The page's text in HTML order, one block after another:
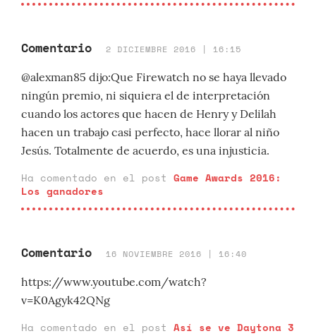
Comentario 2 DICIEMBRE 2016 | 16:15
@alexman85 dijo:Que Firewatch no se haya llevado
ningún premio, ni siquiera el de interpretación
cuando los actores que hacen de Henry y Delilah
hacen un trabajo casi perfecto, hace llorar al niño
Jesús. Totalmente de acuerdo, es una injusticia.
Ha comentado en el post Game Awards 2016:
Los ganadores
Comentario 16 NOVIEMBRE 2016 | 16:40
https://www.youtube.com/watch?
v=K0Agyk42QNg
Ha comentado en el post Así se ve Daytona 3